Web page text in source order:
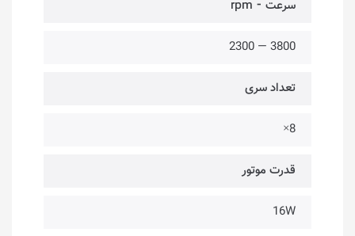
سرعت ⁃ rpm
3800 — 2300
تعداد سری
8×
قدرت موتور
16W